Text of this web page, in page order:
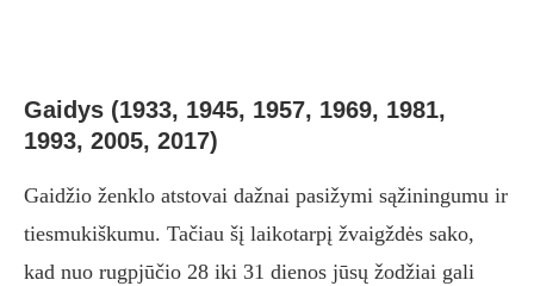
Gaidys (1933, 1945, 1957, 1969, 1981,
1993, 2005, 2017)
Gaidžio ženklo atstovai dažnai pasižymi sąžiningumu ir
tiesmukiškumu. Tačiau šį laikotarpį žvaigždės sako,
kad nuo rugpjūčio 28 iki 31 dienos jūsų žodžiai gali